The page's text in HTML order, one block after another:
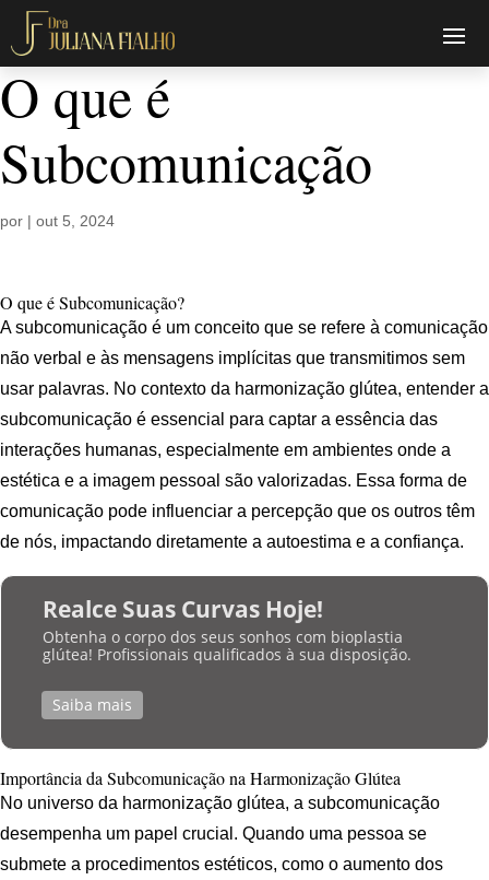
O que é
Subcomunicação
por | out 5, 2024
O que é Subcomunicação?
A subcomunicação é um conceito que se refere à comunicação
não verbal e às mensagens implícitas que transmitimos sem
usar palavras. No contexto da harmonização glútea, entender a
subcomunicação é essencial para captar a essência das
interações humanas, especialmente em ambientes onde a
estética e a imagem pessoal são valorizadas. Essa forma de
comunicação pode influenciar a percepção que os outros têm
de nós, impactando diretamente a autoestima e a confiança.
Realce Suas Curvas Hoje!
Obtenha o corpo dos seus sonhos com bioplastia
glútea! Profissionais qualificados à sua disposição.
Saiba mais
Importância da Subcomunicação na Harmonização Glútea
No universo da harmonização glútea, a subcomunicação
desempenha um papel crucial. Quando uma pessoa se
submete a procedimentos estéticos, como o aumento dos